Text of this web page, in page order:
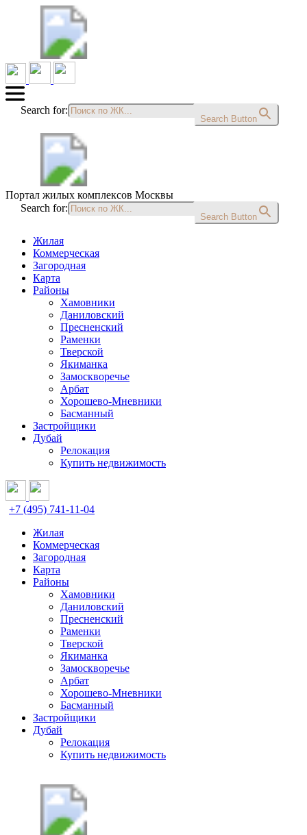
Search for:
Search Button
Портал жилых комплексов Москвы
Search for:
Search Button
Жилая
Коммерческая
Загородная
Карта
Районы
Хамовники
Даниловский
Пресненский
Раменки
Тверской
Якиманка
Замоскворечье
Арбат
Хорошево-Мневники
Басманный
Застройщики
Дубай
Релокация
Купить недвижимость
+7 (495) 741-11-04
Жилая
Коммерческая
Загородная
Карта
Районы
Хамовники
Даниловский
Пресненский
Раменки
Тверской
Якиманка
Замоскворечье
Арбат
Хорошево-Мневники
Басманный
Застройщики
Дубай
Релокация
Купить недвижимость